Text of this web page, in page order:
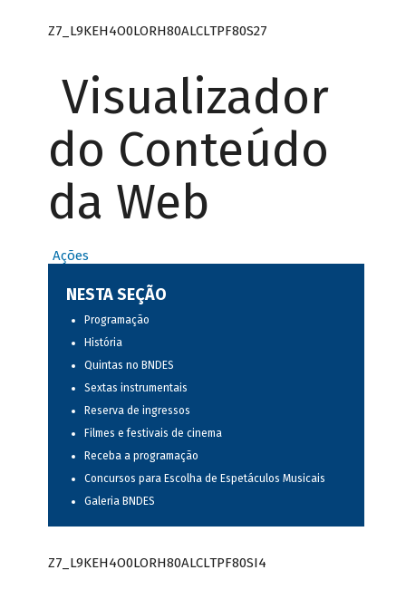
Z7_L9KEH4O0LORH80ALCLTPF80S27
Visualizador
do Conteúdo
da Web
Ações
NESTA SEÇÃO
Programação
História
Quintas no BNDES
Sextas instrumentais
Reserva de ingressos
Filmes e festivais de cinema
Receba a programação
Concursos para Escolha de Espetáculos Musicais
Galeria BNDES
Z7_L9KEH4O0LORH80ALCLTPF80SI4